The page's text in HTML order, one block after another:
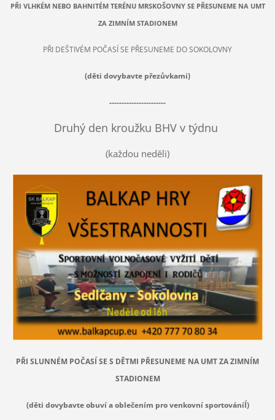
PŘI VLHKÉM NEBO BAHNITÉM TERÉNU MRSKOŠOVNY SE PŘESUNEME NA UMT
ZA ZIMNÍM STADIONEM
PŘI DEŠTIVÉM POČASÍ SE PŘESUNEME DO SOKOLOVNY
(děti dovybavte přezůvkami)
-----------------------
Druhý den kroužku BHV v týdnu
(každou neděli)
PŘI SLUNNÉM POČASÍ SE S DĚTMI PŘESUNEME NA UMT ZA ZIMNÍM
STADIONEM
(děti dovybavte obuví a oblečením pro venkovní sportováníÍ)